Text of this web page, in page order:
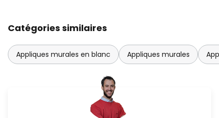
Catégories similaires
Appliques murales en blanc Appliques murales